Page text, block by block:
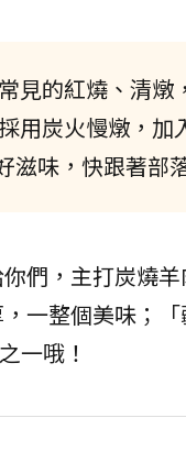
見的紅燒、清
用炭火慢燉，加
味，快跟著部
你們，主打炭燒
一整個美味；
一哦！